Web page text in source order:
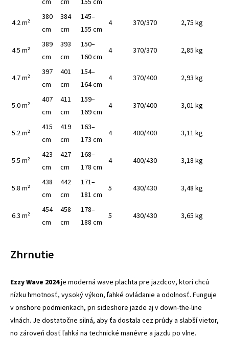
4.2 m²
380
cm
384
cm
145–
155 cm
4 370/370 2,75 kg
4.5 m²
389
cm
393
cm
150–
160 cm
4 370/370 2,85 kg
4.7 m²
397
cm
401
cm
154–
164 cm
4 370/400 2,93 kg
5.0 m²
407
cm
411
cm
159–
169 cm
4 370/400 3,01 kg
5.2 m²
415
cm
419
cm
163–
173 cm
4 400/400 3,11 kg
5.5 m²
423
cm
427
cm
168–
178 cm
4 400/430 3,18 kg
5.8 m²
438
cm
442
cm
171–
181 cm
5 430/430 3,48 kg
6.3 m²
454
cm
458
cm
178–
188 cm
5 430/430 3,65 kg
Zhrnutie
Ezzy Wave 2024je moderná wave plachta pre jazdcov, ktorí chcú
nízku hmotnosť, vysoký výkon, ľahké ovládanie a odolnosť. Funguje
v onshore podmienkach, pri sideshore jazde aj v down-the-line
vlnách. Je dostatočne silná, aby ťa dostala cez prúdy a slabší vietor,
no zároveň dosť ľahká na technické manévre a jazdu po vlne.